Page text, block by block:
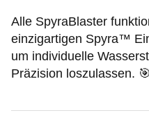
Alle SpyraBlaster
einzigartigen Spyra™
um individuelle
Präzision loszulassen.